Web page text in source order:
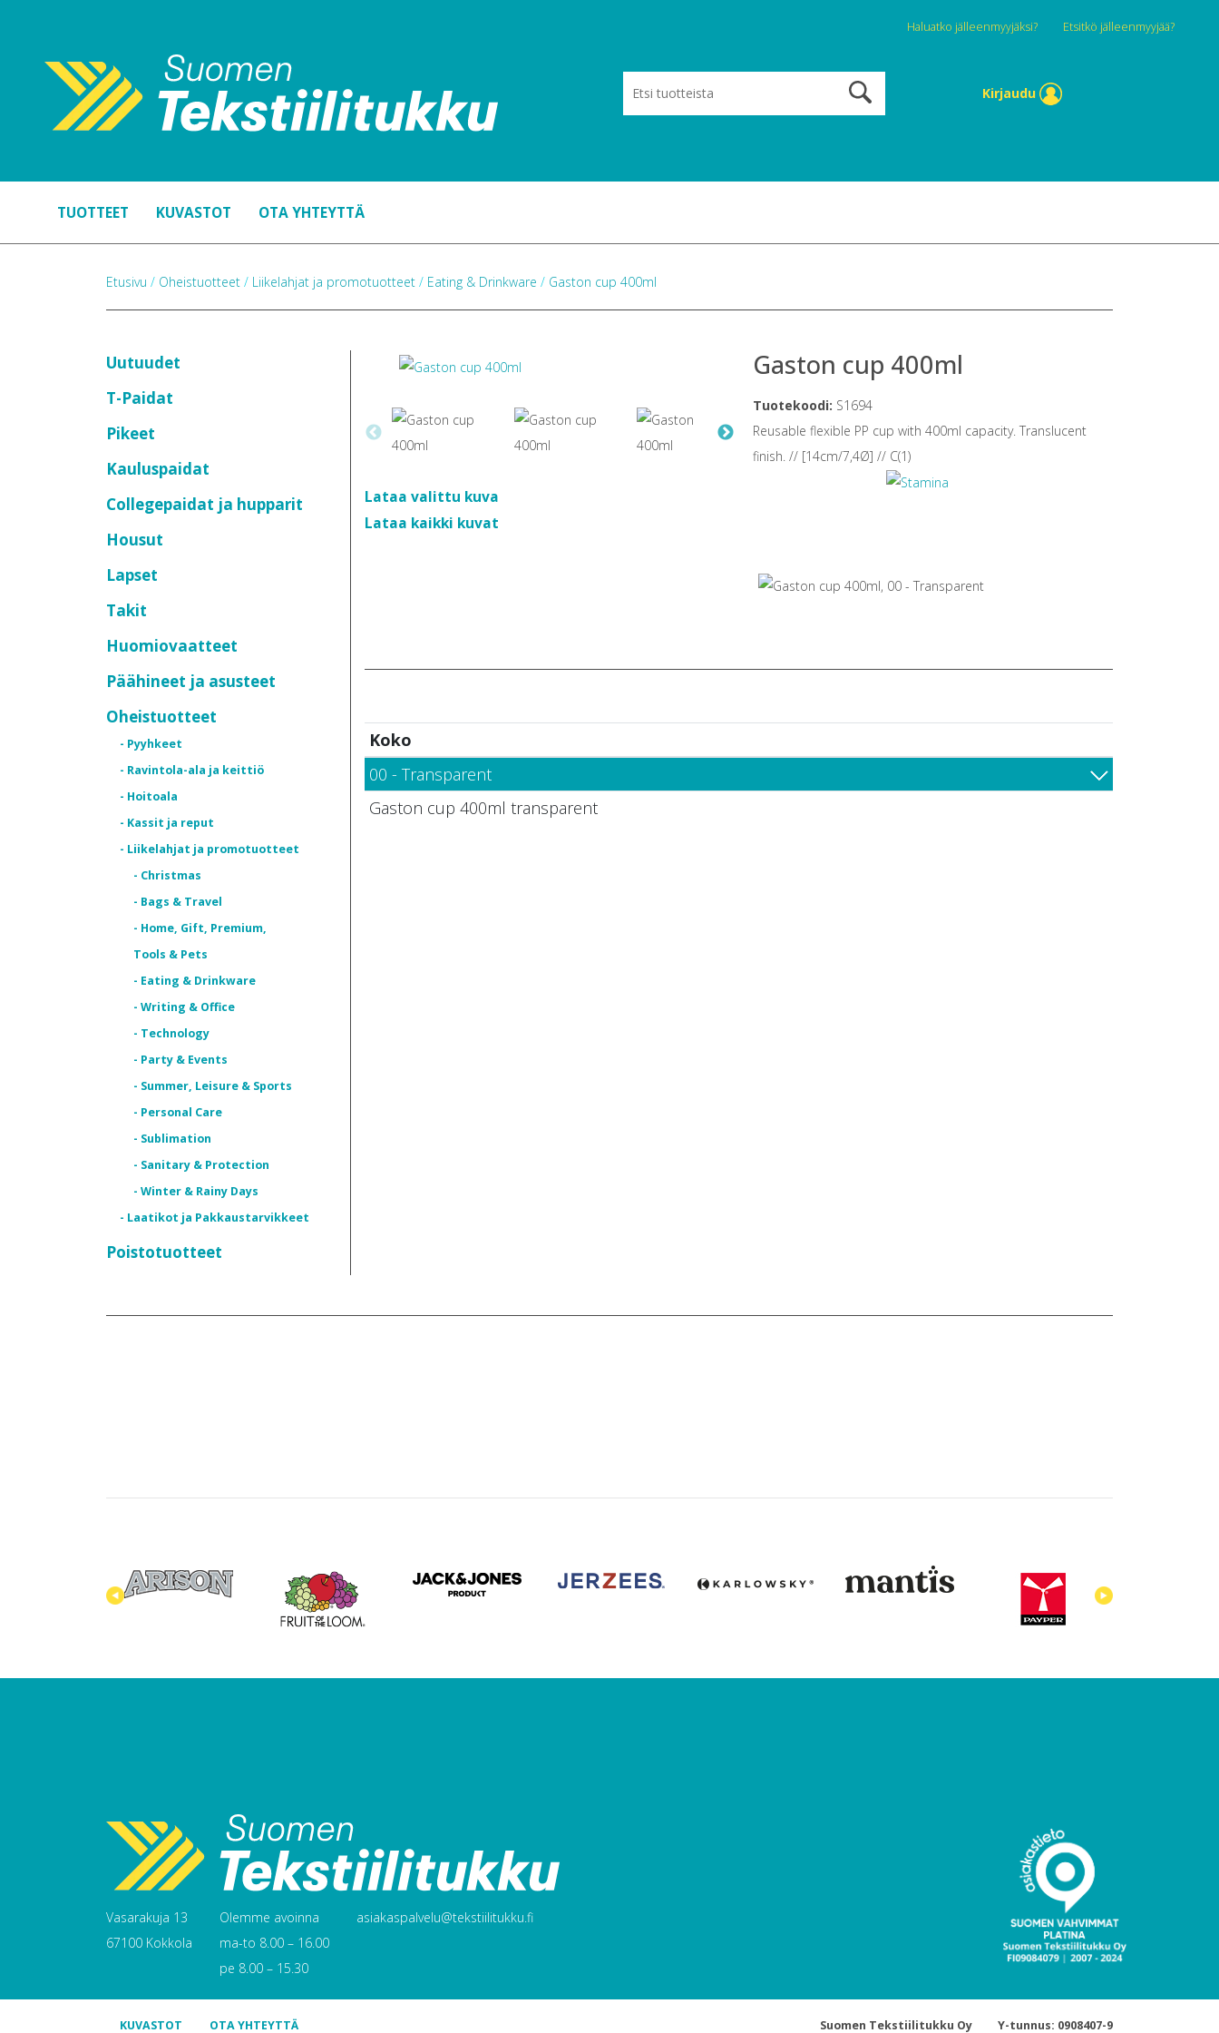
Haluatko jälleenmyyjäksi? Etsitkö jälleenmyyjää?
Kirjaudu
TUOTTEET KUVASTOT OTA YHTEYTTÄ
Etusivu / Oheistuotteet / Liikelahjat ja promotuotteet / Eating & Drinkware / Gaston cup 400ml
Uutuudet
T-Paidat
Pikeet
Kauluspaidat
Collegepaidat ja hupparit
Housut
Lapset
Takit
Huomiovaatteet
Päähineet ja asusteet
Oheistuotteet
- Pyyhkeet
- Ravintola-ala ja keittiö
- Hoitoala
- Kassit ja reput
- Liikelahjat ja promotuotteet
- Christmas
- Bags & Travel
- Home, Gift, Premium,
Tools & Pets
- Eating & Drinkware
- Writing & Office
- Technology
- Party & Events
- Summer, Leisure & Sports
- Personal Care
- Sublimation
- Sanitary & Protection
- Winter & Rainy Days
- Laatikot ja Pakkaustarvikkeet
Poistotuotteet
Lataa valittu kuva
Lataa kaikki kuvat
Gaston cup 400ml
Tuotekoodi: S1694
Reusable flexible PP cup with 400ml capacity. Translucent
finish. // [14cm/7,4Ø] // C(1)
Koko
00 - Transparent
Gaston cup 400ml transparent
Vasarakuja 13
67100 Kokkola
Olemme avoinna
ma-to 8.00 – 16.00
pe 8.00 – 15.30
asiakaspalvelu@tekstiilitukku.fi
KUVASTOT OTA YHTEYTTÄ Suomen Tekstiilitukku Oy Y-tunnus: 0908407-9